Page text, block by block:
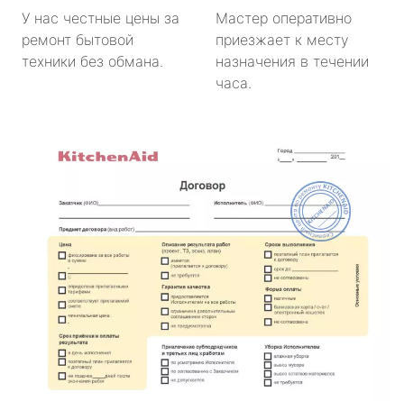
У нас честные цены за
ремонт бытовой
техники без обмана.
Мастер оперативно
приезжает к месту
назначения в течении
часа.